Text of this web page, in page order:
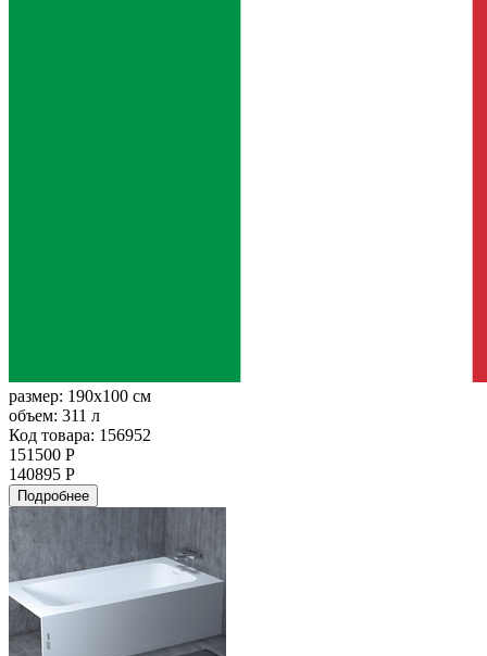
размер: 190x100 см
объем: 311 л
Код товара: 156952
151500 Р
140895 Р
Подробнее